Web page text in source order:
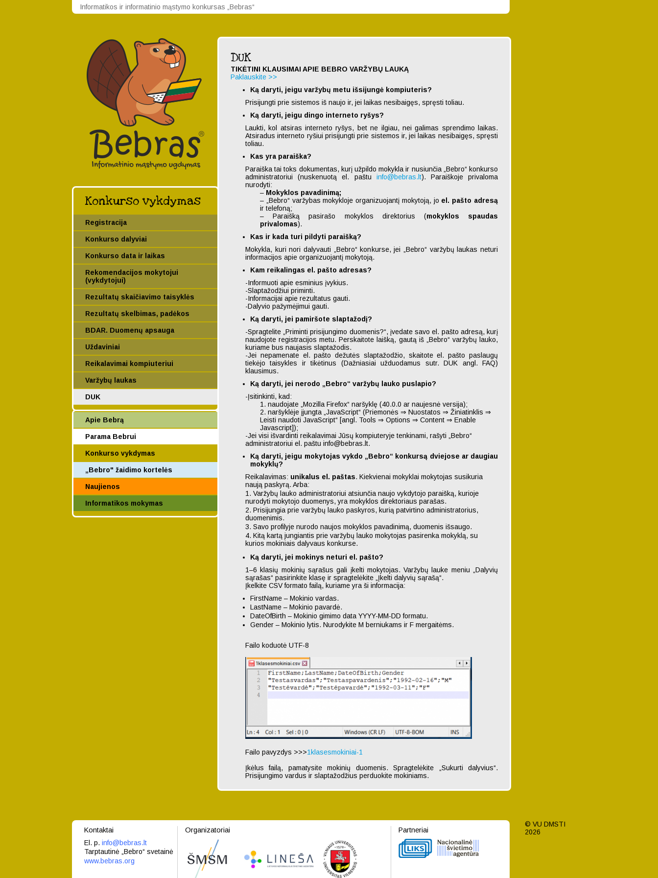
Informatikos ir informatinio mąstymo konkursas „Bebras“
Konkurso vykdymas
Registracija
Konkurso dalyviai
Konkurso data ir laikas
Rekomendacijos mokytojui
(vykdytojui)
Rezultatų skaičiavimo taisyklės
Rezultatų skelbimas, padėkos
BDAR. Duomenų apsauga
Uždaviniai
Reikalavimai kompiuteriui
Varžybų laukas
DUK
Apie Bebrą
Parama Bebrui
Konkurso vykdymas
„Bebro" žaidimo kortelės
Naujienos
Informatikos mokymas
DUK
TIKĖTINI KLAUSIMAI APIE BEBRO VARŽYBŲ LAUKĄ
Paklauskite >>
Ką daryti, jeigu varžybų metu išsijungė kompiuteris?
Prisijungti prie sistemos iš naujo ir, jei laikas nesibaigęs, spręsti toliau.
Ką daryti, jeigu dingo interneto ryšys?
Laukti, kol atsiras interneto ryšys, bet ne ilgiau, nei galimas sprendimo laikas.
Atsiradus interneto ryšiui prisijungti prie sistemos ir, jei laikas nesibaigęs, spręsti
toliau.
Kas yra paraiška?
Paraiška tai toks dokumentas, kurį užpildo mokykla ir nusiunčia „Bebro“ konkurso
administratoriui (nuskenuotą el. paštu info@bebras.lt). Paraiškoje privaloma
nurodyti:
– Mokyklos pavadinimą;
– „Bebro“ varžybas mokykloje organizuojantį mokytoją, jo el. pašto adresą
ir telefoną;
– Paraišką pasirašo mokyklos direktorius (mokyklos spaudas
privalomas).
Kas ir kada turi pildyti paraišką?
Mokykla, kuri nori dalyvauti „Bebro“ konkurse, jei „Bebro“ varžybų laukas neturi
informacijos apie organizuojantį mokytoją.
Kam reikalingas el. pašto adresas?
-Informuoti apie esminius įvykius.
-Slaptažodžiui priminti.
-Informacijai apie rezultatus gauti.
-Dalyvio pažymėjimui gauti.
Ką daryti, jei pamiršote slaptažodį?
-Spragtelite „Priminti prisijungimo duomenis?“, įvedate savo el. pašto adresą, kurį
naudojote registracijos metu. Perskaitote laišką, gautą iš „Bebro“ varžybų lauko,
kuriame bus naujasis slaptažodis.
-Jei nepamenate el. pašto dežutės slaptažodžio, skaitote el. pašto paslaugų
tiekėjo taisykles ir tikėtinus (Dažniasiai užduodamus sutr. DUK angl. FAQ)
klausimus.
Ką daryti, jei nerodo „Bebro“ varžybų lauko puslapio?
-Įsitinkinti, kad:
1. naudojate „Mozilla Firefox“ naršyklę (40.0.0 ar naujesnė versija);
2. naršyklėje įjungta „JavaScript“ (Priemonės ⇒ Nuostatos ⇒ Žiniatinklis ⇒
Leisti naudoti JavaScript“ [angl. Tools ⇒ Options ⇒ Content ⇒ Enable
Javascript]);
-Jei visi išvardinti reikalavimai Jūsų kompiuteryje tenkinami, rašyti „Bebro“
administratoriui el. paštu info@bebras.lt.
Ką daryti, jeigu mokytojas vykdo „Bebro“ konkursą dviejose ar daugiau
mokyklų?
Reikalavimas: unikalus el. paštas. Kiekvienai mokyklai mokytojas susikuria
naują paskyrą. Arba:
1. Varžybų lauko administratoriui atsiunčia naujo vykdytojo paraišką, kurioje
nurodyti mokytojo duomenys, yra mokyklos direktoriaus parašas.
2. Prisijungia prie varžybų lauko paskyros, kurią patvirtino administratorius,
duomenimis.
3. Savo profilyje nurodo naujos mokyklos pavadinimą, duomenis išsaugo.
4. Kitą kartą jungiantis prie varžybų lauko mokytojas pasirenka mokyklą, su
kurios mokiniais dalyvaus konkurse.
Ką daryti, jei mokinys neturi el. pašto?
1–6 klasių mokinių sąrašus gali įkelti mokytojas. Varžybų lauke meniu „Dalyvių
sąrašas“ pasirinkite klasę ir spragtelėkite „Įkelti dalyvių sąrašą“.
Įkelkite CSV formato failą, kuriame yra ši informacija:
FirstName – Mokinio vardas.
LastName – Mokinio pavardė.
DateOfBirth – Mokinio gimimo data YYYY-MM-DD formatu.
Gender – Mokinio lytis. Nurodykite M berniukams ir F mergaitėms.
Failo koduotė UTF-8
Failo pavyzdys >>>1klasesmokiniai-1
Įkėlus failą, pamatysite mokinių duomenis. Spragtelėkite „Sukurti dalyvius“.
Prisijungimo vardus ir slaptažodžius perduokite mokiniams.
© VU DMSTI
2026
Kontaktai
El. p. info@bebras.lt
Tarptautinė „Bebro“ svetainė
www.bebras.org
Organizatoriai Partneriai